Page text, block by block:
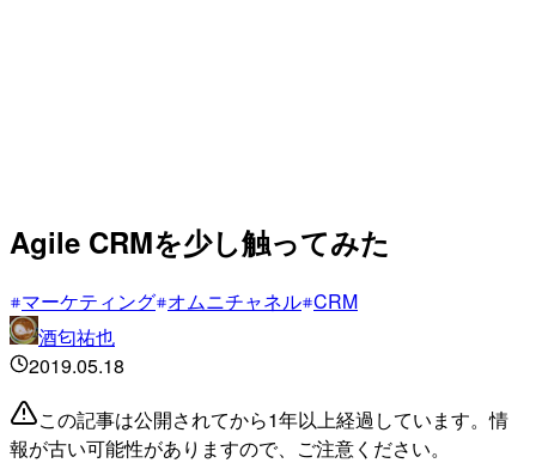
Agile CRMを少し触ってみた
マーケティング オムニチャネル CRM
酒匂祐也
2019.05.18
この記事は公開されてから1年以上経過しています。情
報が古い可能性がありますので、ご注意ください。